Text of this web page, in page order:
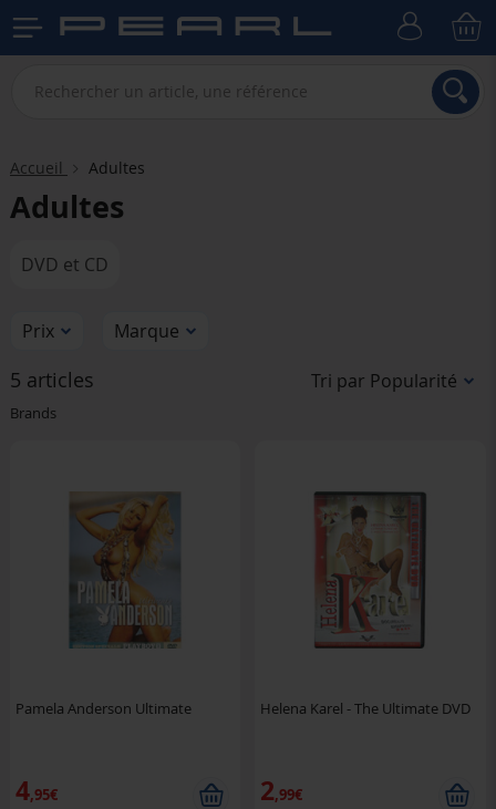
Accueil Adultes
Adultes
DVD et CD
Prix Marque
5 articles Tri par Popularité
Brands
Pamela Anderson Ultimate
4,95€
Helena Karel - The Ultimate DVD
2,99€